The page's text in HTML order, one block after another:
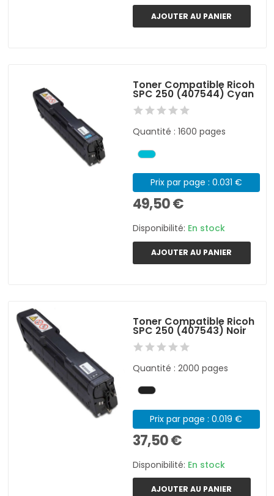
AJOUTER AU PANIER
Toner Compatible Ricoh
SPC 250 (407544) Cyan
Quantité : 1600 pages
Prix par page : 0.031 €
49,50 €
Disponibilité: En stock
AJOUTER AU PANIER
Toner Compatible Ricoh
SPC 250 (407543) Noir
Quantité : 2000 pages
Prix par page : 0.019 €
37,50 €
Disponibilité: En stock
AJOUTER AU PANIER